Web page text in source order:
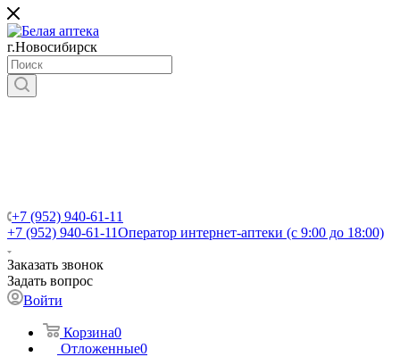
г.Новосибирск
+7 (952) 940-61-11
+7 (952) 940-61-11Оператор интернет-аптеки (с 9:00 до 18:00)
Заказать звонок
Задать вопрос
Войти
Корзина0
Отложенные0